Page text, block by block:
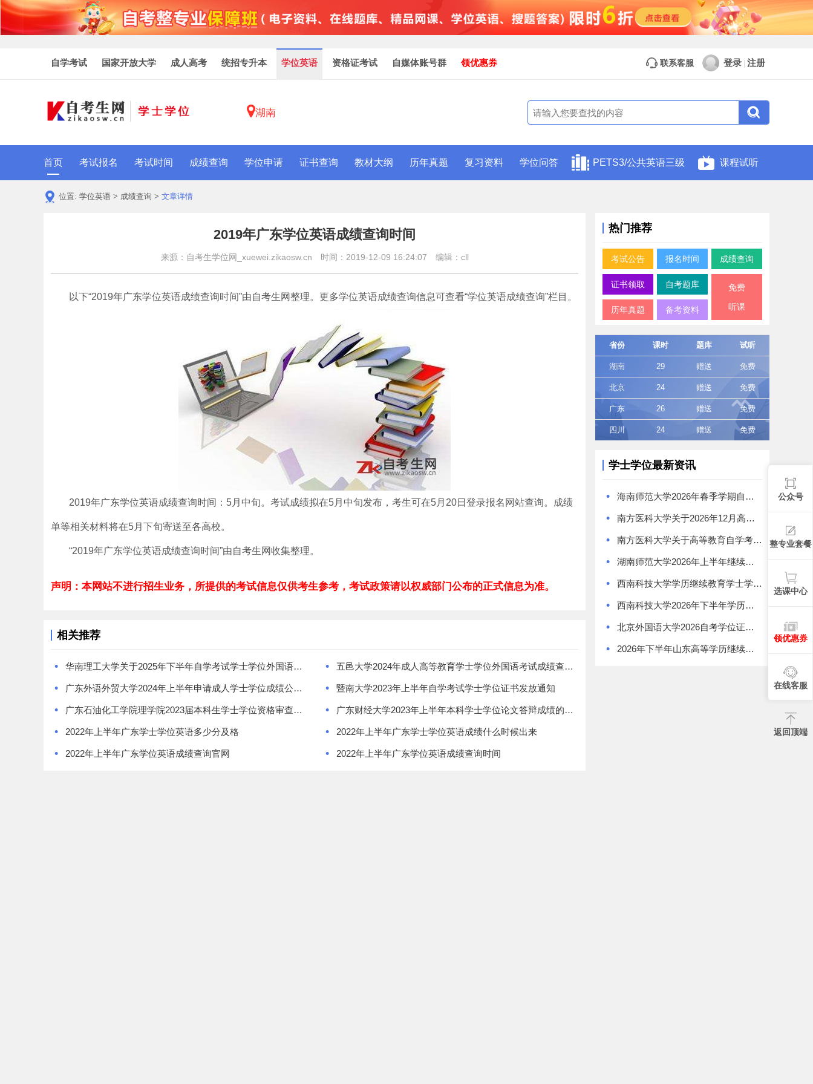
自学考试 国家开放大学 成人高考 统招专升本 学位英语 资格证考试 自媒体账号群 领优惠券 联系客服 登录 注册
湖南
首页 考试报名 考试时间 成绩查询 学位申请 证书查询 教材大纲 历年真题 复习资料 学位问答 PETS3/公共英语三级 课程试听
位置: 学位英语 > 成绩查询 > 文章详情
2019年广东学位英语成绩查询时间
来源：自考生学位网_xuewei.zikaosw.cn 时间：2019-12-09 16:24:07 编辑：cll
以下“2019年广东学位英语成绩查询时间”由自考生网整理。更多学位英语成绩查询信息可查看“学位英语成绩查询”栏目。
2019年广东学位英语成绩查询时间：5月中旬。考试成绩拟在5月中旬发布，考生可在5月20日登录报名网站查询。成绩
单等相关材料将在5月下旬寄送至各高校。
“2019年广东学位英语成绩查询时间”由自考生网收集整理。
声明：本网站不进行招生业务，所提供的考试信息仅供考生参考，考试政策请以权威部门公布的正式信息为准。
相关推荐
• 华南理工大学关于2025年下半年自学考试学士学位外国语成绩申请与认定的通知 • 五邑大学2024年成人高等教育学士学位外国语考试成绩查询通知
• 广东外语外贸大学2024年上半年申请成人学士学位成绩公布安排 • 暨南大学2023年上半年自学考试学士学位证书发放通知
• 广东石油化工学院理学院2023届本科生学士学位资格审查公示 • 广东财经大学2023年上半年本科学士学位论文答辩成绩的通知
• 2022年上半年广东学士学位英语多少分及格 • 2022年上半年广东学士学位英语成绩什么时候出来
• 2022年上半年广东学位英语成绩查询官网 • 2022年上半年广东学位英语成绩查询时间
热门推荐
考试公告 报名时间 成绩查询
证书领取 自考题库
历年真题 备考资料
免费
听课
省份 课时 题库 试听
湖南 29 赠送 免费
北京 24 赠送 免费
广东 26 赠送 免费
四川 24 赠送 免费
学士学位最新资讯
• 海南师范大学2026年春季学期自学考试本科毕业生学士学位证书领取通知
• 南方医科大学关于2026年12月高等教育自学考试学位工作的通知
• 南方医科大学关于高等教育自学考试《食品卫生与营养学》专业学位授予问题的特别提醒
• 湖南师范大学2026年上半年继续教育学士学位证书领取通知
• 西南科技大学学历继续教育学士学位授予办法
• 西南科技大学2026年下半年学历继续教育学士学位申请通知
• 北京外国语大学2026自考学位证书领取通知
• 2026年下半年山东高等学历继续教育学士学位外语考试报名须知
公众号
整专业套餐
选课中心
领优惠券
在线客服
返回顶端